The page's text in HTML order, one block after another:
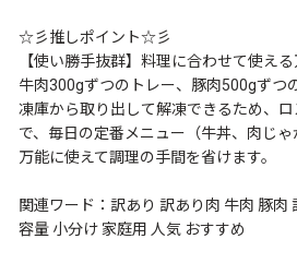
☆彡推しポイント☆彡
【使い勝手抜群】料理に合わせて使え
牛肉300gずつのトレー、豚肉500gずつ
凍庫から取り出して解凍できるため、
で、毎日の定番メニュー（牛丼、肉じ
万能に使えて調理の手間を省けます。
関連ワード：訳あり 訳あり肉 牛肉 豚肉
容量 小分け 家庭用 人気 おすすめ